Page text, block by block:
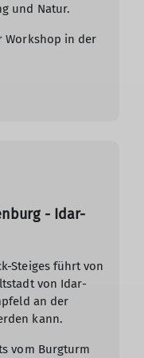
und Natur.
Workshop in der
- Idar-
Steiges führt von
von Idar-
an der
kann.
vom Burgturm